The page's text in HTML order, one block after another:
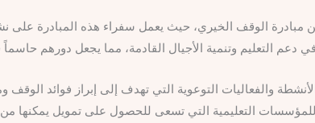
مبادرة الوقف الخيري، حيث يعمل سفراء هذه المبادرة على
التعليم وتنمية الأجيال القادمة، مما يجعل دورهم
والفعاليات التوعوية التي تهدف إلى إبراز فوائد الوقف
التعليمية التي تسعى للحصول على تمويل يمكنها